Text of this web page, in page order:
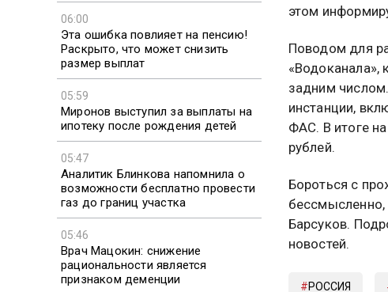
06:00
Эта ошибка повлияет на пенсию!
Раскрыто, что может снизить
размер выплат
05:59
Миронов выступил за выплаты на
ипотеку после рождения детей
05:47
Аналитик Блинкова напомнила о
возможности бесплатно провести
газ до границ участка
05:46
Врач Мацокин: снижение
рациональности является
признаком деменции
этом
Поводом для
«Водоканала»,
задним
инстанции,
ФАС. В итоге
рублей.
Бороться с
бессмысленно,
Барсуков.
новостей.
РОССИЯ